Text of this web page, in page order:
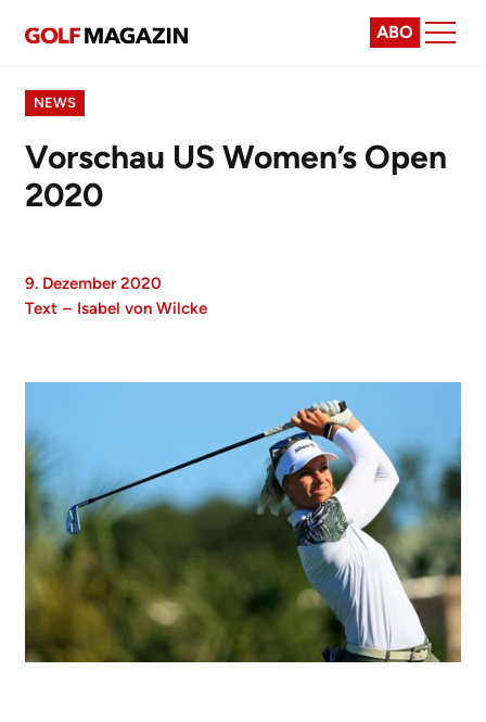
ABO
NEWS
Vorschau US Women’s Open
2020
9. Dezember 2020
Text – Isabel von Wilcke